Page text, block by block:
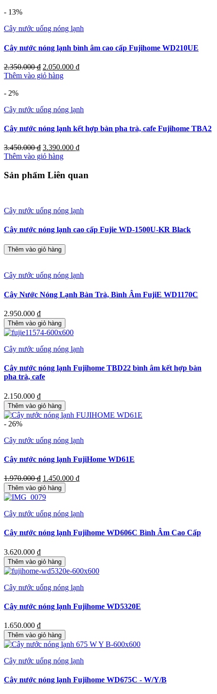
- 13%
Cây nước uống nóng lạnh
Cây nước nóng lạnh bình âm cao cấp Fujihome WD210UE
2.350.000₫ Giá
gốc
2.050.000 ₫Giá
Thêm vào giỏ hàng
- 2%
Cây nước uống nóng lạnh
Cây nước nóng lạnh kết hợp bàn pha trà, cafe Fujihome TBA2
3.450.000₫ Giá
gốc
3.450.000 ₫.
3.390.000 ₫Giá
là:
Thêm vào giỏ hàng
Sản phẩm Liên quan
Cây nước uống nóng lạnh
Cây nước nóng lạnh cao cấp Fujie WD-1500U-KR Black
Thêm vào giỏ hàng
Cây nước uống nóng lạnh
Cây Nước Nóng Lạnh Bàn Trà, Bình Âm FujiE WD1170C
2.950.000 ₫
Thêm vào giỏ hàng
Cây nước uống nóng lạnh
Cây nước nóng lạnh Fujihome TBD22 bình âm kết hợp bàn
pha trà, cafe
2.150.000 ₫
Thêm vào giỏ hàng
- 26%
Cây nước uống nóng lạnh
Cây nước nóng lạnh FujiHome WD61E
1.970.000₫ Giá
gốc
là:
1.450.000 ₫Giá
1.450.000 ₫.
Thêm vào giỏ hàng
Cây nước uống nóng lạnh
Cây nước nóng lạnh Fujihome WD606C Bình Âm Cao Cấp
3.620.000 ₫
Thêm vào giỏ hàng
Cây nước uống nóng lạnh
Cây nước nóng lạnh Fujihome WD5320E
1.650.000 ₫
Thêm vào giỏ hàng
Cây nước uống nóng lạnh
Cây nước nóng lạnh Fujihome WD675C - W/Y/B